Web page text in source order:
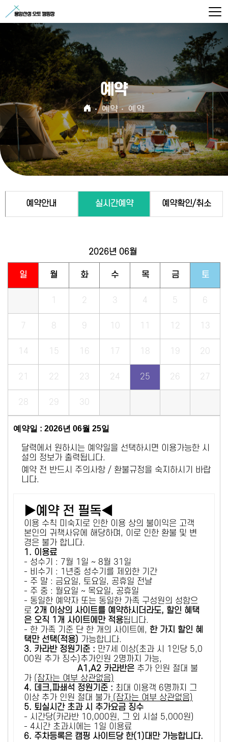
예약
예약 예약
예약안내 실시간예약 예약확인/취소
2026년 06월
일 월 화 수 목 금 토
1 2 3 4 5 6
7 8 9 10 11 12 13
14 15 16 17 18 19 20
21 22 23 24 25 26 27
28 29 30
예약일 : 2026년 06월 25일
달력에서 원하시는 예약일을 선택하시면 이용가능한 시
설의 정보가 출력됩니다.
예약 전 반드시 주의사항 / 환불규정을 숙지하시기 바랍
니다.
▶예약 전 필독◀
이용 수칙 미숙지로 인한 이용 상의 불이익은 고객
본인의 귀책사유에 해당하며, 이로 인한 환불 및 변
경은 불가 합니다.
1. 이용료
- 성수기 : 7월 1일 ~ 8월 31일
- 비수기 : 1년중 성수기를 제외한 기간
- 주 말 : 금요일, 토요일, 공휴일 전날
- 주 중 : 월요일 ~ 목요일, 공휴일
- 동일한 예약자 또는 동일한 가족 구성원의 성함으
로 2개 이상의 사이트를 예약하시더라도, 할인 혜택
은 오직 1개 사이트에만 적용됩니다.
- 한 가족 기준 단 한 개의 사이트에, 한 가지 할인 혜
택만 선택(적용) 가능합니다.
3. 카라반 정원기준 : 만7세 이상(초과 시 1인당 5,0
00원 추가 징수)추가인원 2명까지 가능,
A1,A2 카라반은 추가 인원 절대 불
가 (잠자는 여부 상관없음)
4. 데크,파쇄석 정원기준 : ​최대 이용객 6명까지 그
이상 추가 인원 절대 불가 (잠자는 여부 상관없음)
5. 퇴실시간 초과 시 추가요금 징수
- 시간당(카라반 10,000원, 그 외 시설 5,000원)
- 4시간 초과시에는 1일 이용료
6. 주차등록은 캠핑 사이트당 한(1)대만 가능합니다.